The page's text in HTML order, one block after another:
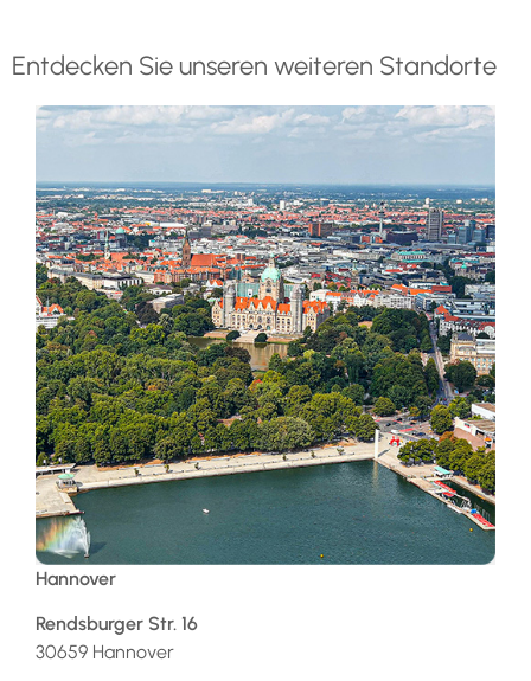
Entdecken Sie unseren weiteren Standorte
Hanau
Eugen-Kaiser-Str. 33
63450 Hanau